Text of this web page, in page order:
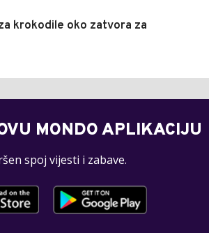
krokodile oko zatvora za
MONDO APLIKACIJU
spoj vijesti i zabave.